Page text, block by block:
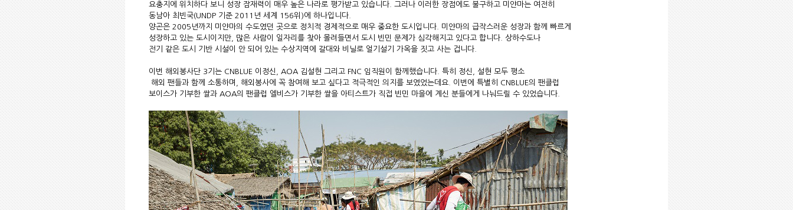
요충지에 위치하다 보니 성장 잠재력이 매우 높은 나라로 평가받고 있습니다. ​그러나 이러한 장점에도 불구하고 미얀마는 여전히
동남아 최빈국(UNDP 기준 2011년 세계 156위)에 하나입니다.
양곤은 2005년까지 미얀마의 수도였던 곳으로 정치적 경제적으로 매우 중요한 도시입니다. 미얀마의 급작스러운 성장과 함께 빠르게
성장하고 있는 도시이지만, 많은 사람이 일자리를 찾아 몰려들면서 도시 빈민 문제가 심각해지고 있다고 합니다. 상하수도나
전기 같은 도시 기반 시설이 안 되어 있는 수상지역에 갈대와 비닐로 얼기설기 가옥을 짓고 사는 겁니다.
이번 해외봉사단 3기는 CNBLUE 이정신, AOA 김설현 그리고 FNC 임직원이 함께했습니다. 특히 정신, 설현 모두 평소
해외 팬들과 함께 소통하며, 해외봉사에 꼭 참여해 보고 싶다고 적극적인 의지를 보였었는데요. 이번에 특별히 CNBLUE의 팬클럽
보이스가 기부한 쌀과 AOA의 팬클럽 엘비스가 기부한 쌀을 아티스트가 직접 빈민 마을에 계신 분들에게 나눠드릴 수 있었습니다.